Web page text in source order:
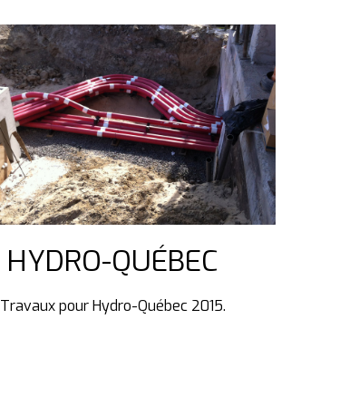
HYDRO-QUÉBEC
Travaux pour Hydro-Québec 2015.